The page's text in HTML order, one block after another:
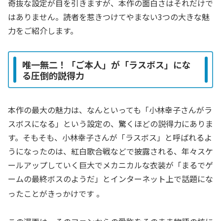
奇抜な設定が目を引きますが、本作の面白さはそれだけで
はありません。読者を惹きつけてやまない3つの大きな魅
力をご紹介します。
唯一無二！「ご本人」が「ラスボス」にな
る圧倒的説得力
本作の最大の魅力は、なんといっても「小林幸子さんがラ
スボスになる」という設定の、驚くほどの説得力にありま
す。そもそも、小林幸子さんが「ラスボス」と呼ばれるよ
うになったのは、紅白歌合戦などで披露される、年々スケ
ールアップしていく巨大でメカニカルな衣装が「まるでゲ
ームの最終ボスのようだ」とインターネット上で話題にな
ったことがきっかけです 。